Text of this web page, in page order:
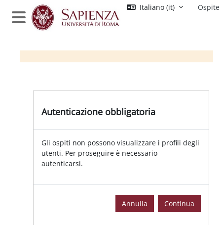
Vai al contenuto principale
Pannello laterale
Italiano ‎(it)‎ Ospite
Autenticazione obbligatoria
Gli ospiti non possono visualizzare i profili degli
utenti. Per proseguire è necessario
autenticarsi.
Annulla Continua